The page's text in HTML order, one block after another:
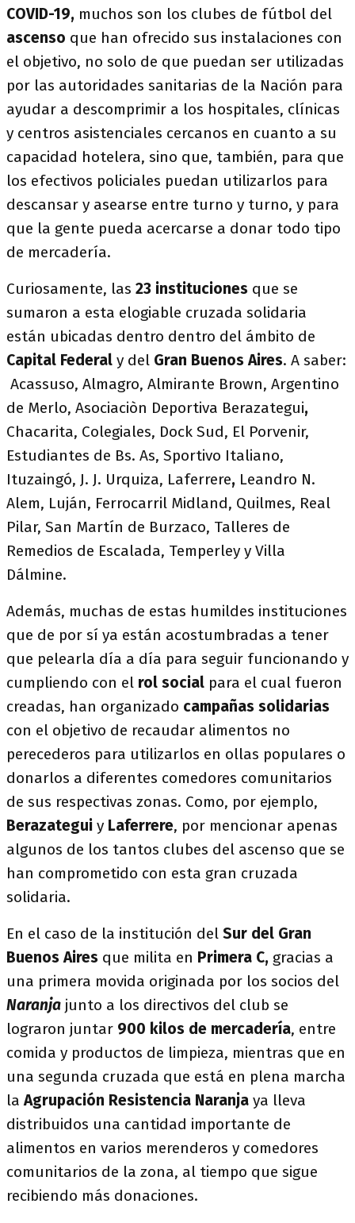
COVID-19, muchos son los clubes de fútbol del
ascenso que han ofrecido sus instalaciones con
el objetivo, no solo de que puedan ser utilizadas
por las autoridades sanitarias de la Nación para
ayudar a descomprimir a los hospitales, clínicas
y centros asistenciales cercanos en cuanto a su
capacidad hotelera, sino que, también, para que
los efectivos policiales puedan utilizarlos para
descansar y asearse entre turno y turno, y para
que la gente pueda acercarse a donar todo tipo
de mercadería.
Curiosamente, las 23 instituciones que se
sumaron a esta elogiable cruzada solidaria
están ubicadas dentro dentro del ámbito de
Capital Federal y del Gran Buenos Aires. A saber:
Acassuso, Almagro, Almirante Brown, Argentino
de Merlo, Asociaciòn Deportiva Berazategui,
Chacarita, Colegiales, Dock Sud, El Porvenir,
Estudiantes de Bs. As, Sportivo Italiano,
Ituzaingó, J. J. Urquiza, Laferrere, Leandro N.
Alem, Luján, Ferrocarril Midland, Quilmes, Real
Pilar, San Martín de Burzaco, Talleres de
Remedios de Escalada, Temperley y Villa
Dálmine.
Además, muchas de estas humildes instituciones
que de por sí ya están acostumbradas a tener
que pelearla día a día para seguir funcionando y
cumpliendo con el rol social para el cual fueron
creadas, han organizado campañas solidarias
con el objetivo de recaudar alimentos no
perecederos para utilizarlos en ollas populares o
donarlos a diferentes comedores comunitarios
de sus respectivas zonas. Como, por ejemplo,
Berazategui y Laferrere, por mencionar apenas
algunos de los tantos clubes del ascenso que se
han comprometido con esta gran cruzada
solidaria.
En el caso de la institución del Sur del Gran
Buenos Aires que milita en Primera C, gracias a
una primera movida originada por los socios del
Naranja junto a los directivos del club se
lograron juntar 900 kilos de mercadería, entre
comida y productos de limpieza, mientras que en
una segunda cruzada que está en plena marcha
laAgrupación Resistencia Naranja ya lleva
distribuidos una cantidad importante de
alimentos en varios merenderos y comedores
comunitarios de la zona, al tiempo que sigue
recibiendo más donaciones.